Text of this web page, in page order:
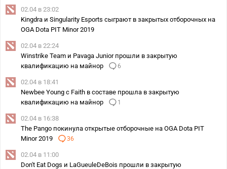
02.04 в 23:02
Kingdra и Singularity Esports сыграют в закрытых отборочных на
OGA Dota PIT Minor 2019
02.04 в 22:24
Winstrike Team и Pavaga Junior прошли в закрытую
квалификацию на майнор
6
02.04 в 18:41
Newbee Young с Faith в составе прошла в закрытую
квалификацию на майнор
1
02.04 в 16:38
The Pango покинула открытые отборочные на OGA Dota PIT
Minor 2019
36
02.04 в 11:00
Don't Eat Dogs и LaGueuleDeBois прошли в закрытую